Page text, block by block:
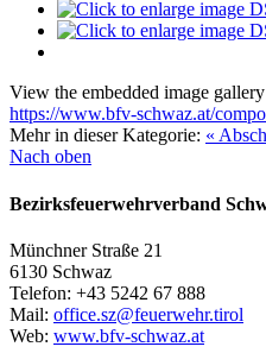
View the embedded image
https://www.bfv-schwaz.at/
Mehr in dieser Kategorie: «
Nach oben
Bezirksfeuerwehrverband
Münchner Straße 21
6130 Schwaz
Telefon: +43 5242 67 888
Mail: office.sz@feuerwehr.tirol
Web: www.bfv-schwaz.at